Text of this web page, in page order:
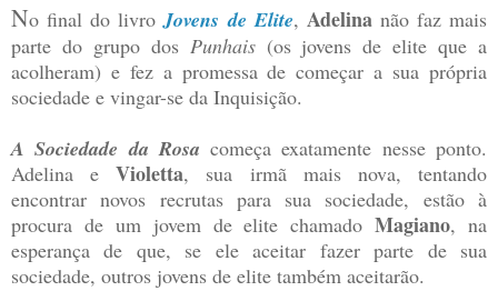
No final do livroJovens de Elite, Adelina não faz mais
parte do grupo dos Punhais(os jovens de elite que a
acolheram) e fez a promessa de começar a sua própria
sociedade e vingar-se da Inquisição.
A Sociedade da Rosa começa exatamente nesse ponto.
Adelina eVioletta, sua irmã mais nova, tentando
encontrar novos recrutas para sua sociedade, estão à
procura de um jovem de elite chamadoMagiano, na
esperança de que, se ele aceitar fazer parte de sua
sociedade, outros jovens de elite também aceitarão.